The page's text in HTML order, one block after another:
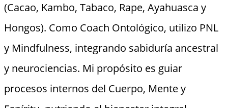
(Cacao, Kambo, Tabaco, Rape, Ayahuasca y
Hongos). Como Coach Ontológico, utilizo PNL
y Mindfulness, integrando sabiduría ancestral
y neurociencias. Mi propósito es guiar
procesos internos del Cuerpo, Mente y